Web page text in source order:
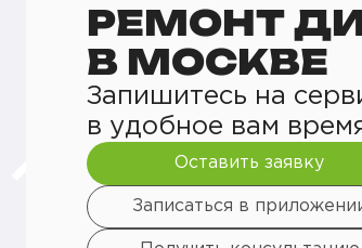
РЕМОНТ
В МОСКВЕ
Запишитесь на
в удобное вам
Оставить заявку
Записаться в